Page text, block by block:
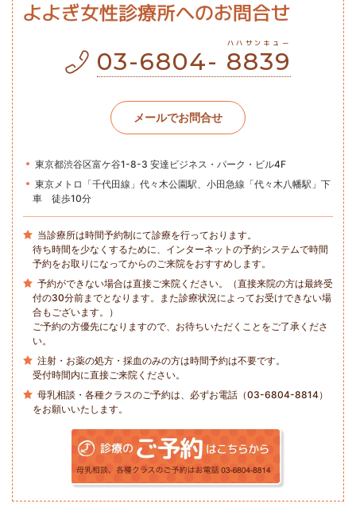
よよぎ女性診療所へのお問合せ
03-6804- 8839
ハハサンキュー
メールでお問合せ
東京都渋谷区富ケ谷1-8-3 安達ビジネス・パーク・ビル4F
東京メトロ「千代田線」代々木公園駅、小田急線「代々木八幡駅」下
車 徒歩10分
当診療所は時間予約制にて診療を行っております。
待ち時間を少なくするために、インターネットの予約システムで時間
予約をお取りになってからのご来院をおすすめします。
予約ができない場合は直接ご来院ください。（直接来院の方は最終受
付の30分前までとなります。また診療状況によってお受けできない場
合もございます。）
ご予約の方優先になりますので、お待ちいただくことをご了承くださ
い。
注射・お薬の処方・採血のみの方は時間予約は不要です。
受付時間内に直接ご来院ください。
母乳相談・各種クラスのご予約は、必ずお電話（03-6804-8814）
をお願いいたします。